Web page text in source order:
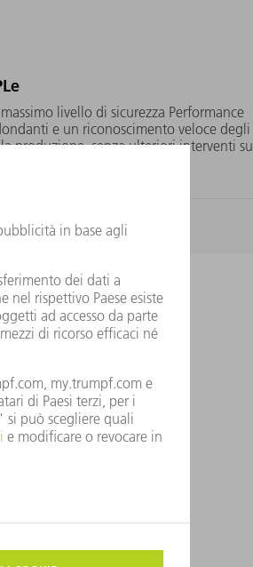
livello di sicurezza Performance
e un riconoscimento veloce degli
produzione, senza ulteriori interventi sul